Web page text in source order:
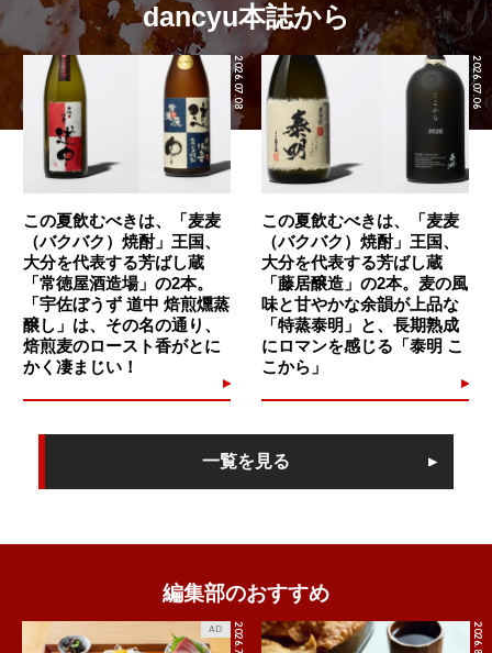
dancyu本誌から
2026.07.08
この夏飲むべきは、「麦麦
（バクバク）焼酎」王国、
大分を代表する芳ばし蔵
「常徳屋酒造場」の2本。
「宇佐ぼうず 道中 焙煎燻蒸
醸し」は、その名の通り、
焙煎麦のロースト香がとに
かく凄まじい！
2026.07.06
この夏飲むべきは、「麦麦
（バクバク）焼酎」王国、
大分を代表する芳ばし蔵
「藤居醸造」の2本。麦の風
味と甘やかな余韻が上品な
「特蒸泰明」と、長期熟成
にロマンを感じる「泰明 こ
こから」
一覧を見る
編集部のおすすめ
AD 2026.8.5